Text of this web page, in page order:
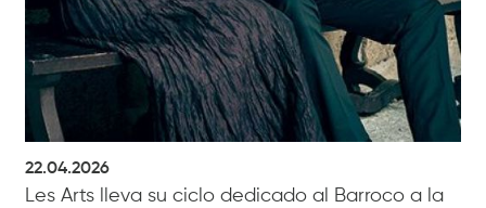
22.04.2026
Les Arts lleva su ciclo dedicado al Barroco a la